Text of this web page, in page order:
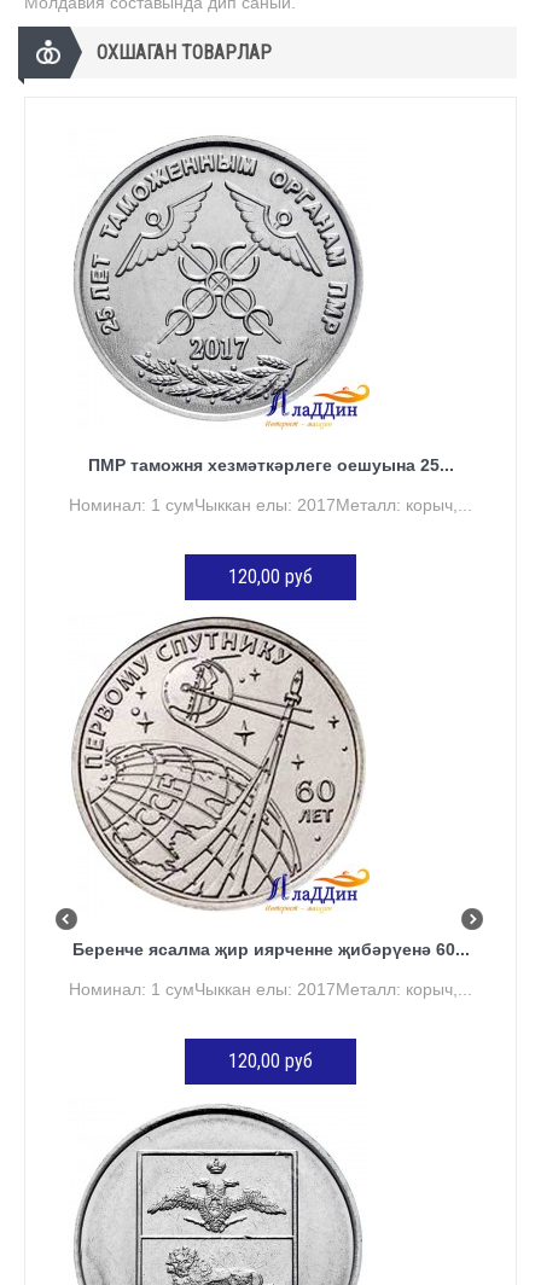
ОХШАГАН ТОВАРЛАР
ПМР таможня хезмәткәрлеге оешуына 25...
Номинал: 1 сумЧыккан елы: 2017Металл: корыч,...
120,00 руб
КӘРҖИНГӘ ӨСТӘҮ
Беренче ясалма җир иярченне җибәрүенә 60...
Номинал: 1 сумЧыккан елы: 2017Металл: корыч,...
120,00 руб
КӘРҖИНГӘ ӨСТӘҮ